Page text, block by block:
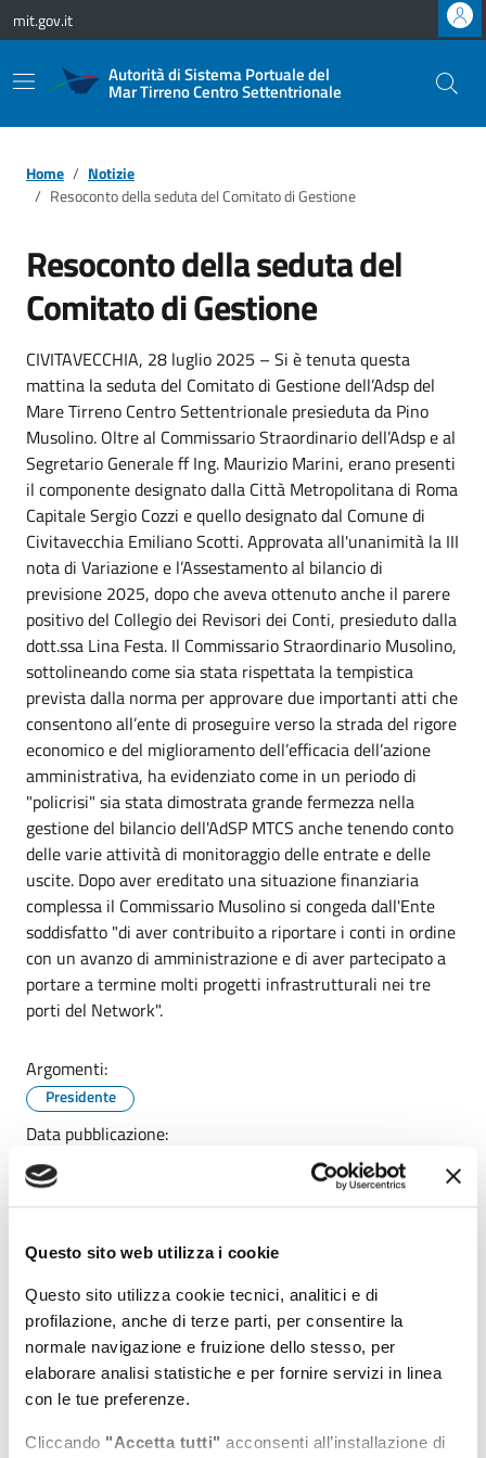
Questo sito web utilizza i cookie
Questo sito utilizza cookie tecnici, analitici e di
profilazione, anche di terze parti, per consentire la
normale navigazione e fruizione dello stesso, per
elaborare analisi statistiche e per fornire servizi in linea
con le tue preferenze.
Cliccando "Accetta tutti" acconsenti all’installazione di
Vai ai contenuti
Vai al footer
mit.gov.it
Autorità di Sistema Portuale del
Mar Tirreno Centro Settentrionale
Home
Notizie
Resoconto della seduta del Comitato di Gestione
Resoconto della seduta del
Comitato di Gestione
CIVITAVECCHIA, 28 luglio 2025 – Si è tenuta questa
mattina la seduta del Comitato di Gestione dell’Adsp del
Mare Tirreno Centro Settentrionale presieduta da Pino
Musolino. Oltre al Commissario Straordinario dell’Adsp e al
Segretario Generale ff Ing. Maurizio Marini, erano presenti
il componente designato dalla Città Metropolitana di Roma
Capitale Sergio Cozzi e quello designato dal Comune di
Civitavecchia Emiliano Scotti. Approvata all'unanimità la III
nota di Variazione e l’Assestamento al bilancio di
previsione 2025, dopo che aveva ottenuto anche il parere
positivo del Collegio dei Revisori dei Conti, presieduto dalla
dott.ssa Lina Festa. Il Commissario Straordinario Musolino,
sottolineando come sia stata rispettata la tempistica
prevista dalla norma per approvare due importanti atti che
consentono all’ente di proseguire verso la strada del rigore
economico e del miglioramento dell’efficacia dell’azione
amministrativa, ha evidenziato come in un periodo di
"policrisi" sia stata dimostrata grande fermezza nella
gestione del bilancio dell'AdSP MTCS anche tenendo conto
delle varie attività di monitoraggio delle entrate e delle
uscite. Dopo aver ereditato una situazione finanziaria
complessa il Commissario Musolino si congeda dall'Ente
soddisfatto "di aver contribuito a riportare i conti in ordine
con un avanzo di amministrazione e di aver partecipato a
portare a termine molti progetti infrastrutturali nei tre
porti del Network".
Argomenti:
Presidente
Data pubblicazione:
28/07/2025
Ultimo aggiornamento:
Condividi Vedi azioni